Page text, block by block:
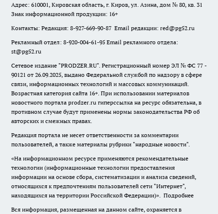
Адрес: 610001, Кировская область, г. Киров, ул. Азина, дом № 80, кв. 31
Знак информационной продукции: 16+
Контакты: Редакция: 8-927-669-90-87 Email редакции: red@pg52.ru
Рекламный отдел: 8-920-004-61-95 Email рекламного отдела:
st@pg52.ru
Сетевое издание "PRODZER.RU". Регистрационный номер ЭЛ № ФС 77 -
90121 от 26.09.2025, выдано Федеральной службой по надзору в сфере
связи, информационных технологий и массовых коммуникаций.
Возрастная категория сайта 16+. При использовании материалов
новостного портала prodzer.ru гиперссылка на ресурс обязательна, в
противном случае будут применены нормы законодательства РФ об
авторских и смежных правах.
Редакция портала не несет ответственности за комментарии
пользователей, а также материалы рубрики "народные новости".
«На информационном ресурсе применяются рекомендательные
технологии (информационные технологии предоставления
информации на основе сбора, систематизации и анализа сведений,
относящихся к предпочтениям пользователей сети "Интернет",
находящихся на территории Российской Федерации)». Подробнее
Вся информация, размещенная на данном сайте, охраняется в